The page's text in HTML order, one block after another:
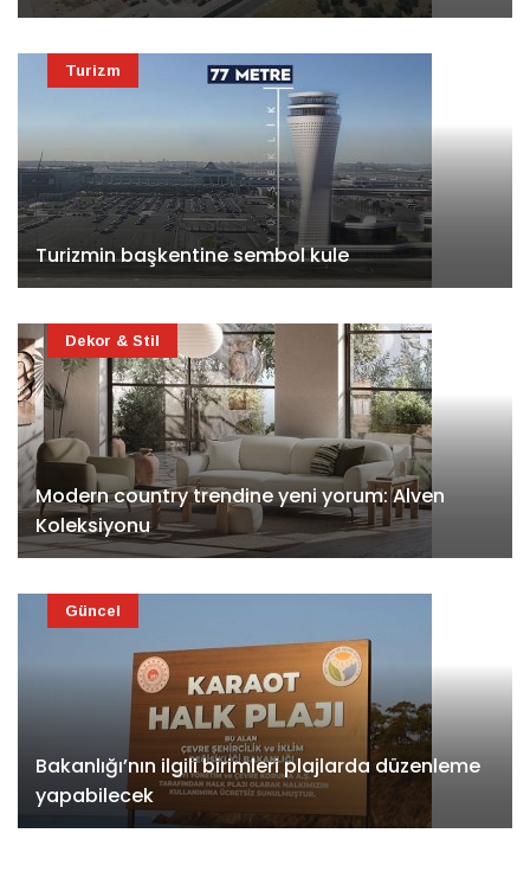
Turizmin başkentine sembol kule
Turizm
Modern country trendine yeni yorum: Alven
Koleksiyonu
Dekor & Stil
Bakanlığı’nın ilgili birimleri plajlarda düzenleme
yapabilecek
Güncel